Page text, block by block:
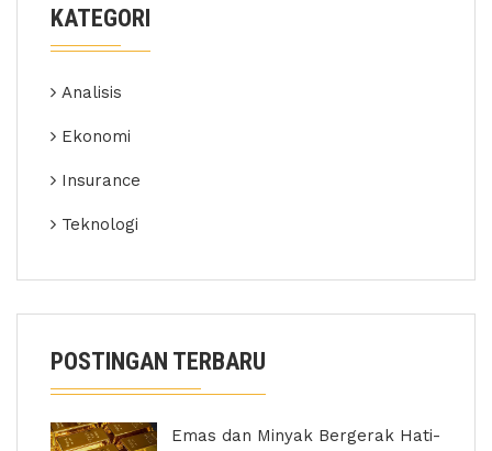
KATEGORI
Analisis
Ekonomi
Insurance
Teknologi
POSTINGAN TERBARU
Emas dan Minyak Bergerak Hati-